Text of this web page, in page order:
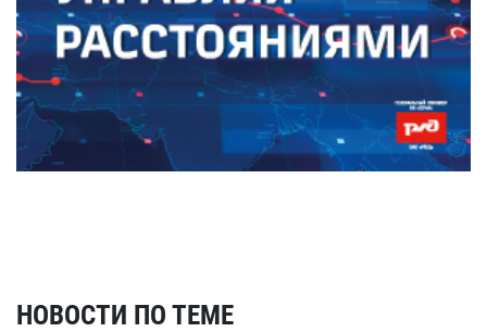
НОВОСТИ ПО ТЕМЕ